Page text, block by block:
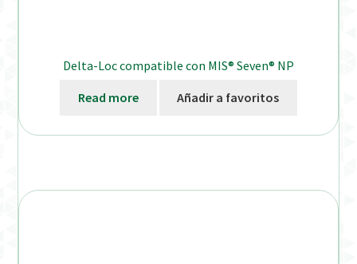
Delta-Loc compatible con MIS® Seven® NP
Read more Añadir a favoritos